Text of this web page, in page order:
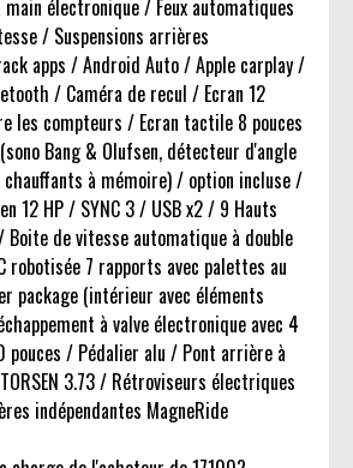
électronique / Feux automatiques
/ Suspensions arrières
apps / Android Auto / Apple carplay /
/ Caméra de recul / Ecran 12
les compteurs / Ecran tactile 8 pouces
Bang & Olufsen, détecteur d'angle
à mémoire) / option incluse /
12 HP / SYNC 3 / USB x2 / 9 Hauts
de vitesse automatique à double
robotisée 7 rapports avec palettes au
package (intérieur avec éléments
à valve électronique avec 4
/ Pédalier alu / Pont arrière à
3.73 / Rétroviseurs électriques
indépendantes MagneRide